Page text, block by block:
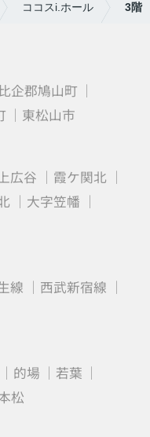
ココスi.ホール 3階
企郡鳩山町
東松山市
広谷
霞ケ関北
大字笠幡
線
西武新宿線
的場
若葉
松